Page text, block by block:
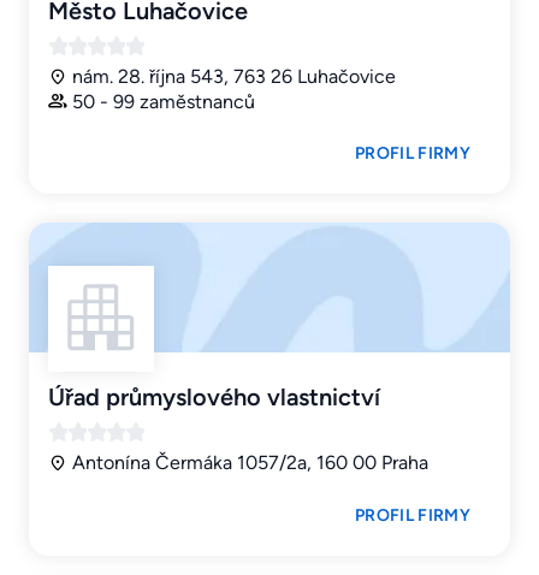
Město Luhačovice
nám. 28. října 543, 763 26 Luhačovice
50 - 99 zaměstnanců
PROFIL FIRMY
Úřad průmyslového vlastnictví
Antonína Čermáka 1057/2a, 160 00 Praha
PROFIL FIRMY